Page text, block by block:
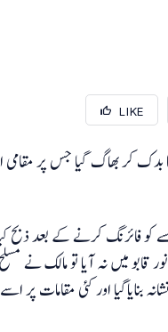
LIKE
بدک کر بھاگ گیا جس پر
گزشتہ روز بھینسے کو فائرنگ کرنے
قابو میں نہ آیا تو مالک نے
بنایاگیا اور کئی مقامات